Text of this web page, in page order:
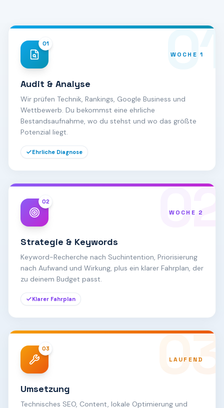
01
01
WOCHE 1
Audit & Analyse
Wir prüfen Technik, Rankings, Google Business und
Wettbewerb. Du bekommst eine ehrliche
Bestandsaufnahme, wo du stehst und wo das größte
Potenzial liegt.
Ehrliche Diagnose
02
02
WOCHE 2
Strategie & Keywords
Keyword-Recherche nach Suchintention, Priorisierung
nach Aufwand und Wirkung, plus ein klarer Fahrplan, der
zu deinem Budget passt.
Klarer Fahrplan
03
03
LAUFEND
Umsetzung
Technisches SEO, Content, lokale Optimierung und